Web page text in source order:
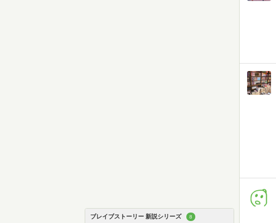
ブレイブストーリー 新説シリーズ 8